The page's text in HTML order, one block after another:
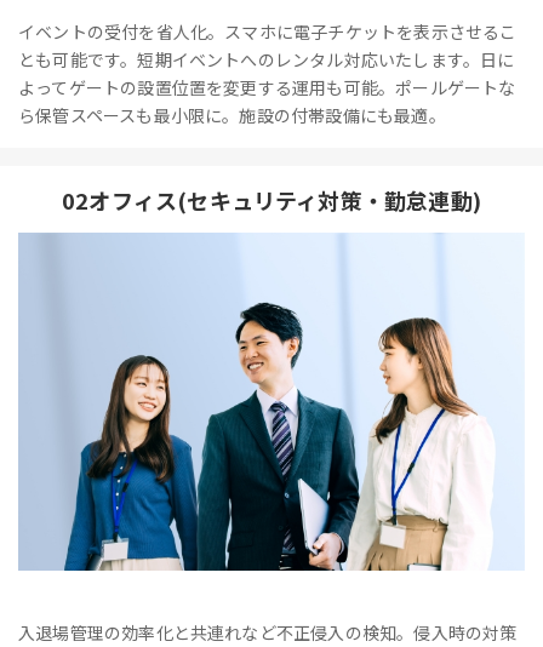
イベントの受付を省人化。スマホに電子チケットを表示させるこ
とも可能です。短期イベントへのレンタル対応いたします。日に
よってゲートの設置位置を変更する運用も可能。ポールゲートな
ら保管スペースも最小限に。施設の付帯設備にも最適。
02オフィス(セキュリティ対策・勤怠連動)
入退場管理の効率化と共連れなど不正侵入の検知。侵入時の対策